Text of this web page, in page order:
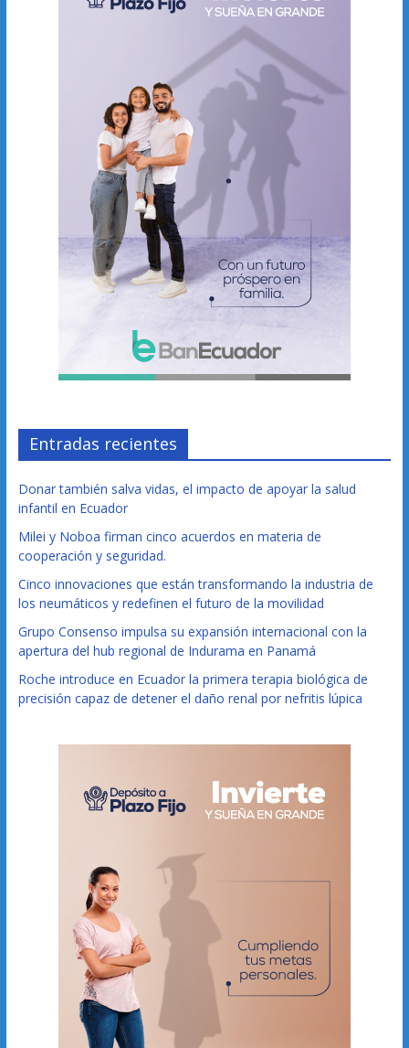
Entradas recientes
Donar también salva vidas, el impacto de apoyar la salud
infantil en Ecuador
Milei y Noboa firman cinco acuerdos en materia de
cooperación y seguridad.
Cinco innovaciones que están transformando la industria de
los neumáticos y redefinen el futuro de la movilidad
Grupo Consenso impulsa su expansión internacional con la
apertura del hub regional de Indurama en Panamá
Roche introduce en Ecuador la primera terapia biológica de
precisión capaz de detener el daño renal por nefritis lúpica